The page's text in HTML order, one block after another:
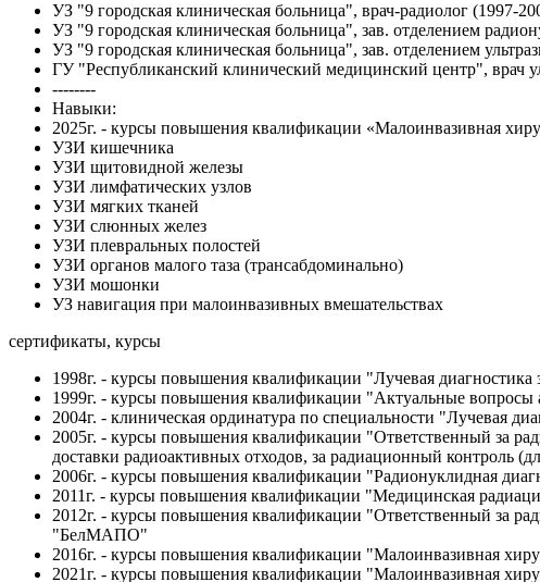
УЗ "9 городская клиническая больница", врач-радиолог (1997-
УЗ "9 городская клиническая больница", зав. отделением
УЗ "9 городская клиническая больница", зав. отделением
ГУ "Республиканский клинический медицинский центр", врач
--------
Навыки:
2025г. - курсы повышения квалификации «Малоинвазивная
УЗИ кишечника
УЗИ щитовидной железы
УЗИ лимфатических узлов
УЗИ мягких тканей
УЗИ слюнных желез
УЗИ плевральных полостей
УЗИ органов малого таза (трансабдоминально)
УЗИ мошонки
УЗ навигация при малоинвазивных вмешательствах
сертификаты, курсы
1998г. - курсы повышения квалификации "Лучевая
1999г. - курсы повышения квалификации "Актуальные
2004г. - клиническая ординатура по специальности "Лучевая
2005г. - курсы повышения квалификации "Ответственный за
доставки радиоактивных отходов, за радиационный контроль
2006г. - курсы повышения квалификации "Радионуклидная
2011г. - курсы повышения квалификации "Медицинская
2012г. - курсы повышения квалификации "Ответственный за
"БелМАПО"
2016г. - курсы повышения квалификации "Малоинвазивная
2021г. - курсы повышения квалификации "Малоинвазивная